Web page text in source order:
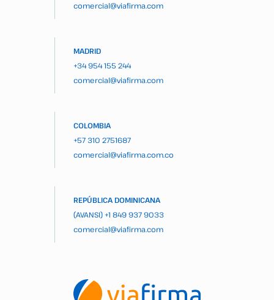
comercial@viafirma.com
MADRID
+34 954 155 244
comercial@viafirma.com
COLOMBIA
+57 310 2751687
comercial@viafirma.com.co
REPÚBLICA DOMINICANA
(AVANSI) +1 849 937 9033
comercial@viafirma.com